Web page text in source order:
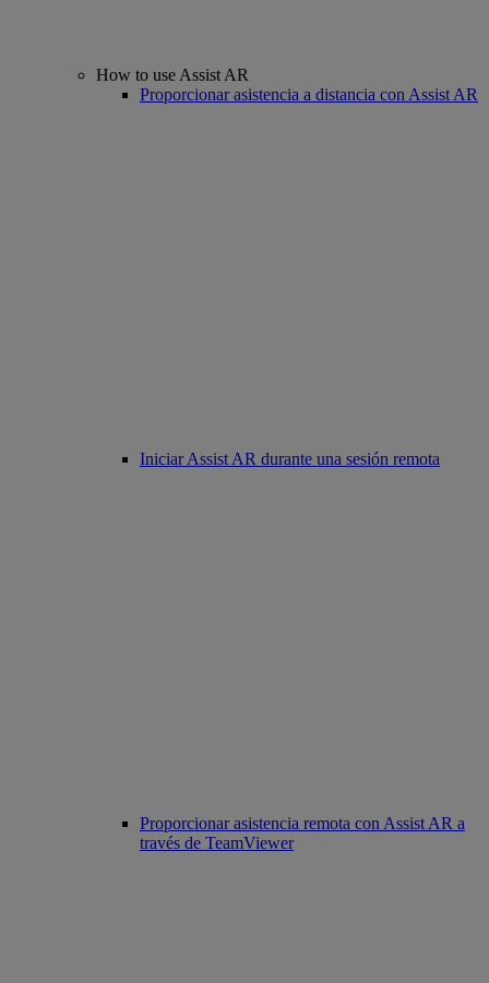
How to use Assist AR
Proporcionar asistencia a distancia con Assist AR
Iniciar Assist AR durante una sesión remota
Proporcionar asistencia remota con Assist AR a
través de TeamViewer